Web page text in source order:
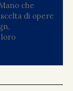
che
di opere